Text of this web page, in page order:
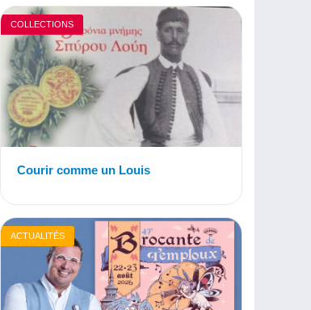
COLLECTIONS
Courir comme un Louis
ACTUALITÉS